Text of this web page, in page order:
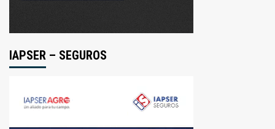
IAPSER – SEGUROS